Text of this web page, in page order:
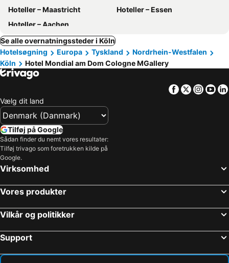
Hoteller – Maastricht
Hoteller – Essen
Hoteller – Aachen
Se alle overnatningssteder i Köln
Hotelsøgning
Europa Tyskland
Nordrhein-Westfalen
Köln
Hotel Mondial am Dom Cologne MGallery
Facebook
Twitter
Vælg dit land
Tilføj på Google
Sådan finder du nemt vores resultater:
Tilføj trivago som foretrukken kilde på
Google.
Virksomhed
Vores produkter
Vilkår og politikker
Support